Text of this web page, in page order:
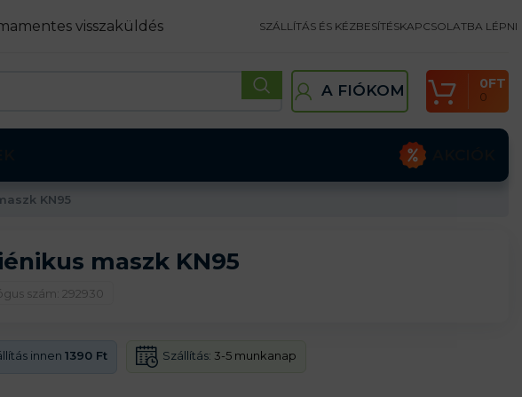
visszaküldés SZÁLLÍTÁS ÉS KÉZBESÍTÉSKAPCSOLATBA LÉPNI
A FIÓKOM 0
0FT
KN95
maszk KN95
szám: 292930
innen 1390 Ft Szállítás: 3-5 munkanap